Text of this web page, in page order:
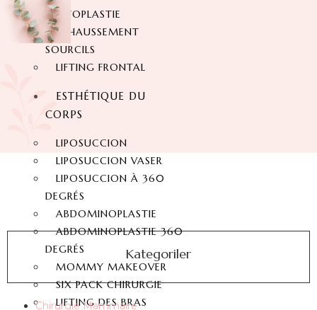
OTOPLASTIE
REHAUSSEMENT
SOURCILS
LIFTING FRONTAL
ESTHÉTIQUE DU
CORPS
LIPOSUCCION
LIPOSUCCION VASER
LIPOSUCCION À 360
DEGRÉS
ABDOMINOPLASTIE
ABDOMINOPLASTIE 360
DEGRÉS
MOMMY MAKEOVER
SIX PACK CHIRURGIE
LIFTING DES BRAS
Kategoriler
Chirurgie Mammaire